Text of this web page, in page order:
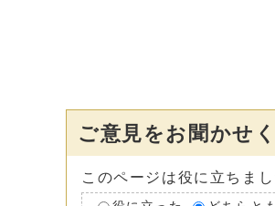
ご意見をお聞かせ
このページは役に立ちまし